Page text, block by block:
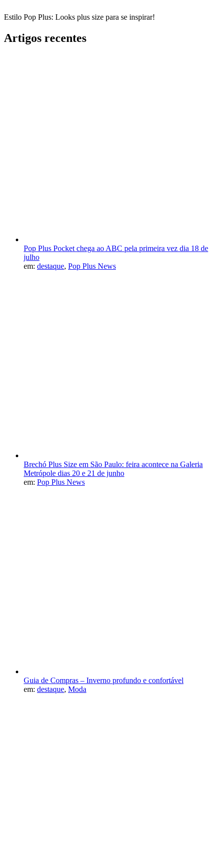
Estilo Pop Plus: Looks plus size para se inspirar!
Artigos recentes
Pop Plus Pocket chega ao ABC pela primeira vez dia 18 de
julho
em: destaque, Pop Plus News
Brechó Plus Size em São Paulo: feira acontece na Galeria
Metrópole dias 20 e 21 de junho
em: Pop Plus News
Guia de Compras – Inverno profundo e confortável
em: destaque, Moda